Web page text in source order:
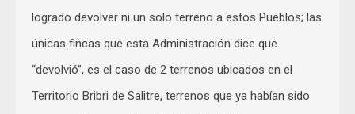
logrado devolver ni un solo terreno a estos Pueblos; las
únicas fincas que esta Administración dice que
“devolvió”, es el caso de 2 terrenos ubicados en el
Territorio Bribri de Salitre, terrenos que ya habían sido